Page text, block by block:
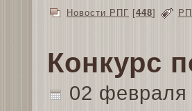
Новости РПГ [448]
Конкурс
02